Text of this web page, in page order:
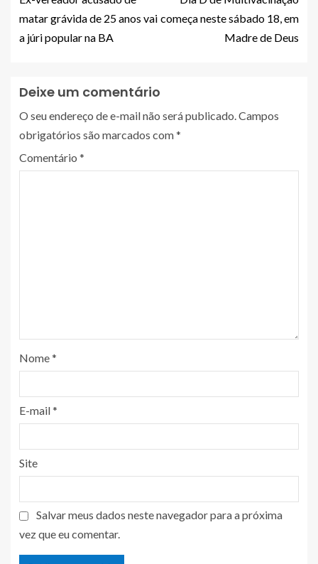
matar grávida de 25 anos vai
a júri popular na BA
começa neste sábado 18, em
Madre de Deus
Deixe um comentário
O seu endereço de e-mail não será publicado.Campos
obrigatórios são marcados com*
Comentário *
Nome*
E-mail*
Site
Salvar meus dados neste navegador para a próxima
vez que eu comentar.